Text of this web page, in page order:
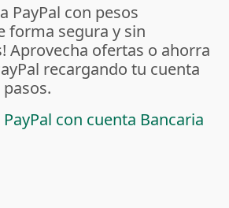
PayPal con pesos
forma segura y sin
Aprovecha ofertas o ahorra
recargando tu cuenta
con cuenta Bancaria